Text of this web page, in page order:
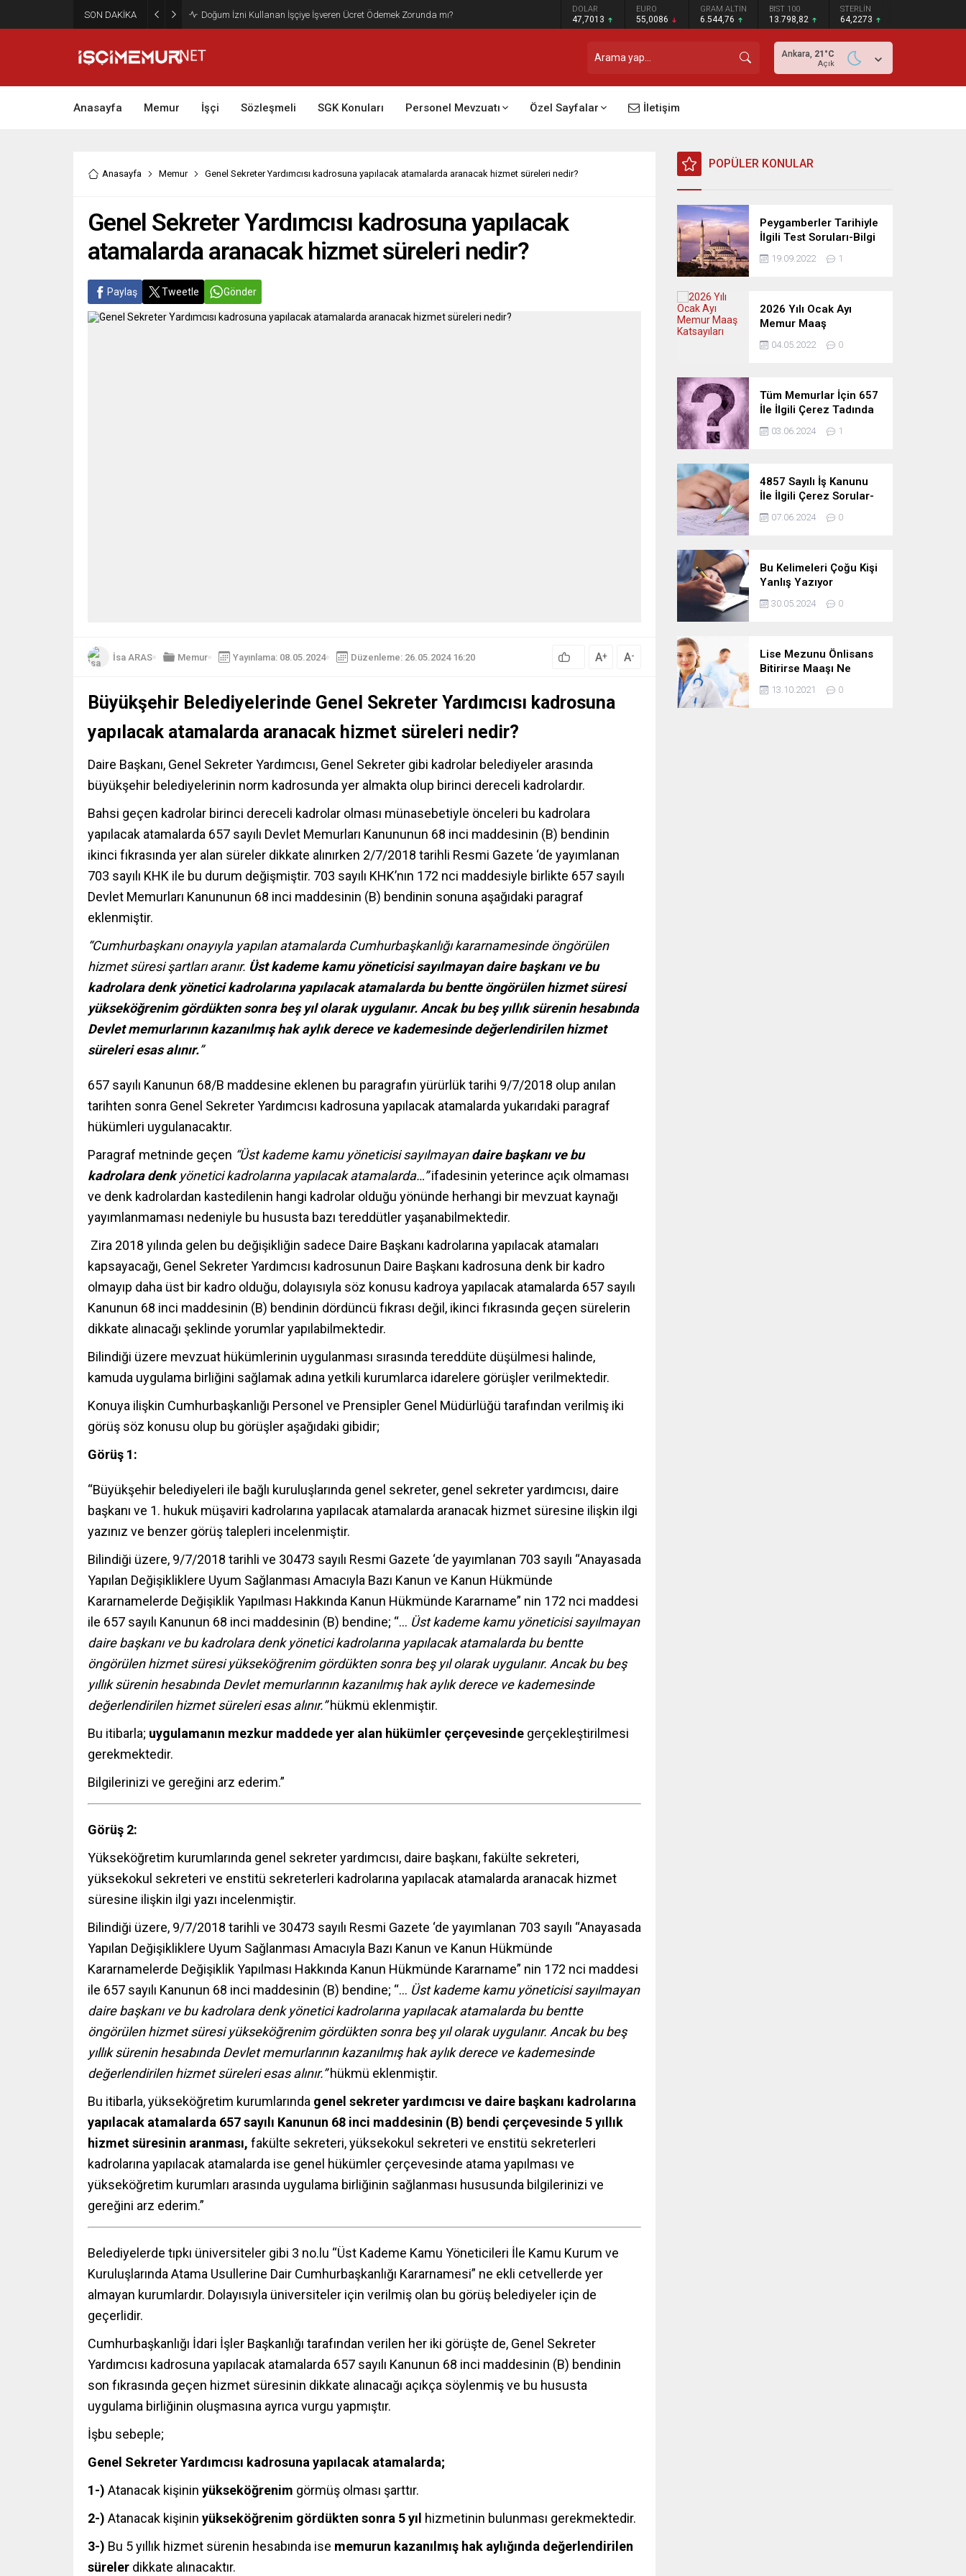
SON DAKİKA Maktu Mesai Ödemesinde Heyet Raporu Dikkate Alınır Mı? DOLAR
47,7013
EURO
55,0086
GRAM ALTIN
6.544,76
BIST 100
13.798,82
STERLİN
64,2273
Ankara, 21 °C
Açık
Anasayfa Memur İşçi Sözleşmeli SGK Konuları Personel Mevzuatı Özel Sayfalar İletişim
Anasayfa Memur Genel Sekreter Yardımcısı kadrosuna yapılacak atamalarda aranacak hizmet süreleri nedir?
Genel Sekreter Yardımcısı kadrosuna yapılacak
atamalarda aranacak hizmet süreleri nedir?
Paylaş Tweetle Gönder
İsa ARAS Memur Yayınlama: 08.05.2024 Düzenleme: 26.05.2024 16:20 A+ A-
Büyükşehir Belediyelerinde Genel Sekreter Yardımcısı kadrosuna
yapılacak atamalarda aranacak hizmet süreleri nedir?
Daire Başkanı, Genel Sekreter Yardımcısı, Genel Sekreter gibi kadrolar belediyeler arasında
büyükşehir belediyelerinin norm kadrosunda yer almakta olup birinci dereceli kadrolardır.
Bahsi geçen kadrolar birinci dereceli kadrolar olması münasebetiyle önceleri bu kadrolara
yapılacak atamalarda 657 sayılı Devlet Memurları Kanununun 68 inci maddesinin (B) bendinin
ikinci fıkrasında yer alan süreler dikkate alınırken 2/7/2018 tarihli Resmi Gazete ‘de yayımlanan
703 sayılı KHK ile bu durum değişmiştir. 703 sayılı KHK’nın 172 nci maddesiyle birlikte 657 sayılı
Devlet Memurları Kanununun 68 inci maddesinin (B) bendinin sonuna aşağıdaki paragraf
eklenmiştir.
“Cumhurbaşkanı onayıyla yapılan atamalarda Cumhurbaşkanlığı kararnamesinde öngörülen
hizmet süresi şartları aranır. Üst kademe kamu yöneticisi sayılmayan daire başkanı ve bu
kadrolara denk yönetici kadrolarına yapılacak atamalarda bu bentte öngörülen hizmet süresi
yükseköğrenim gördükten sonra beş yıl olarak uygulanır. Ancak bu beş yıllık sürenin hesabında
Devlet memurlarının kazanılmış hak aylık derece ve kademesinde değerlendirilen hizmet
süreleri esas alınır.”
657 sayılı Kanunun 68/B maddesine eklenen bu paragrafın yürürlük tarihi 9/7/2018 olup anılan
tarihten sonra Genel Sekreter Yardımcısı kadrosuna yapılacak atamalarda yukarıdaki paragraf
hükümleri uygulanacaktır.
Paragraf metninde geçen “Üst kademe kamu yöneticisi sayılmayandaire başkanı ve bu
kadrolara denkyönetici kadrolarına yapılacak atamalarda…”ifadesinin yeterince açık olmaması
ve denk kadrolardan kastedilenin hangi kadrolar olduğu yönünde herhangi bir mevzuat kaynağı
yayımlanmaması nedeniyle bu hususta bazı tereddütler yaşanabilmektedir.
Zira 2018 yılında gelen bu değişikliğin sadece Daire Başkanı kadrolarına yapılacak atamaları
kapsayacağı, Genel Sekreter Yardımcısı kadrosunun Daire Başkanı kadrosuna denk bir kadro
olmayıp daha üst bir kadro olduğu, dolayısıyla söz konusu kadroya yapılacak atamalarda 657 sayılı
Kanunun 68 inci maddesinin (B) bendinin dördüncü fıkrası değil, ikinci fıkrasında geçen sürelerin
dikkate alınacağı şeklinde yorumlar yapılabilmektedir.
Bilindiği üzere mevzuat hükümlerinin uygulanması sırasında tereddüte düşülmesi halinde,
kamuda uygulama birliğini sağlamak adına yetkili kurumlarca idarelere görüşler verilmektedir.
Konuya ilişkin Cumhurbaşkanlığı Personel ve Prensipler Genel Müdürlüğü tarafından verilmiş iki
görüş söz konusu olup bu görüşler aşağıdaki gibidir;
Görüş 1:
“Büyükşehir belediyeleri ile bağlı kuruluşlarında genel sekreter, genel sekreter yardımcısı, daire
başkanı ve 1. hukuk müşaviri kadrolarına yapılacak atamalarda aranacak hizmet süresine ilişkin ilgi
yazınız ve benzer görüş talepleri incelenmiştir.
Bilindiği üzere, 9/7/2018 tarihli ve 30473 sayılı Resmi Gazete ‘de yayımlanan 703 sayılı “Anayasada
Yapılan Değişikliklere Uyum Sağlanması Amacıyla Bazı Kanun ve Kanun Hükmünde
Kararnamelerde Değişiklik Yapılması Hakkında Kanun Hükmünde Kararname” nin 172 nci maddesi
ile 657 sayılı Kanunun 68 inci maddesinin (B) bendine; “… Üst kademe kamu yöneticisi sayılmayan
daire başkanı ve bu kadrolara denk yönetici kadrolarına yapılacak atamalarda bu bentte
öngörülen hizmet süresi yükseköğrenim gördükten sonra beş yıl olarak uygulanır. Ancak bu beş
yıllık sürenin hesabında Devlet memurlarının kazanılmış hak aylık derece ve kademesinde
değerlendirilen hizmet süreleri esas alınır.”hükmü eklenmiştir.
Bu itibarla; uygulamanın mezkur maddede yer alan hükümler çerçevesinde gerçekleştirilmesi
gerekmektedir.
Bilgilerinizi ve gereğini arz ederim.”
Görüş 2:
Yükseköğretim kurumlarında genel sekreter yardımcısı, daire başkanı, fakülte sekreteri,
yüksekokul sekreteri ve enstitü sekreterleri kadrolarına yapılacak atamalarda aranacak hizmet
süresine ilişkin ilgi yazı incelenmiştir.
Bilindiği üzere, 9/7/2018 tarihli ve 30473 sayılı Resmi Gazete ‘de yayımlanan 703 sayılı “Anayasada
Yapılan Değişikliklere Uyum Sağlanması Amacıyla Bazı Kanun ve Kanun Hükmünde
Kararnamelerde Değişiklik Yapılması Hakkında Kanun Hükmünde Kararname” nin 172 nci maddesi
ile 657 sayılı Kanunun 68 inci maddesinin (B) bendine; “… Üst kademe kamu yöneticisi sayılmayan
daire başkanı ve bu kadrolara denk yönetici kadrolarına yapılacak atamalarda bu bentte
öngörülen hizmet süresi yükseköğrenim gördükten sonra beş yıl olarak uygulanır. Ancak bu beş
yıllık sürenin hesabında Devlet memurlarının kazanılmış hak aylık derece ve kademesinde
değerlendirilen hizmet süreleri esas alınır.”hükmü eklenmiştir.
Bu itibarla, yükseköğretim kurumlarında genel sekreter yardımcısı ve daire başkanı kadrolarına
yapılacak atamalarda 657 sayılı Kanunun 68 inci maddesinin (B) bendi çerçevesinde 5 yıllık
hizmet süresinin aranması, fakülte sekreteri, yüksekokul sekreteri ve enstitü sekreterleri
kadrolarına yapılacak atamalarda ise genel hükümler çerçevesinde atama yapılması ve
yükseköğretim kurumları arasında uygulama birliğinin sağlanması hususunda bilgilerinizi ve
gereğini arz ederim.”
Belediyelerde tıpkı üniversiteler gibi 3 no.lu “Üst Kademe Kamu Yöneticileri İle Kamu Kurum ve
Kuruluşlarında Atama Usullerine Dair Cumhurbaşkanlığı Kararnamesi” ne ekli cetvellerde yer
almayan kurumlardır. Dolayısıyla üniversiteler için verilmiş olan bu görüş belediyeler için de
geçerlidir.
Cumhurbaşkanlığı İdari İşler Başkanlığı tarafından verilen her iki görüşte de, Genel Sekreter
Yardımcısı kadrosuna yapılacak atamalarda 657 sayılı Kanunun 68 inci maddesinin (B) bendinin
son fıkrasında geçen hizmet süresinin dikkate alınacağı açıkça söylenmiş ve bu hususta
uygulama birliğinin oluşmasına ayrıca vurgu yapmıştır.
İşbu sebeple;
Genel Sekreter Yardımcısı kadrosuna yapılacak atamalarda;
1-) Atanacak kişinin yükseköğrenim görmüş olması şarttır.
2-) Atanacak kişinin yükseköğrenim gördükten sonra 5 yıl hizmetinin bulunması gerekmektedir.
3-) Bu 5 yıllık hizmet sürenin hesabında ise memurun kazanılmış hak aylığında değerlendirilen
süreler dikkate alınacaktır.
POPÜLER KONULAR
Peygamberler Tarihiyle
İlgili Test Soruları-Bilgi
Yarışması
19.09.2022 1
2026 Yılı Ocak Ayı
Memur Maaş
Katsayıları
04.05.2022 0
Tüm Memurlar İçin 657
İle İlgili Çerez Tadında
Deneme Sınavı
03.06.2024 1
4857 Sayılı İş Kanunu
İle İlgili Çerez Sorular-
Deneme Sınavı
07.06.2024 0
Bu Kelimeleri Çoğu Kişi
Yanlış Yazıyor
30.05.2024 0
Lise Mezunu Önlisans
Bitirirse Maaşı Ne
Kadar Artar
13.10.2021 0